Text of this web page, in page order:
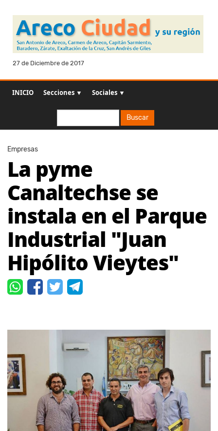
27 de Diciembre de 2017
INICIO Secciones ▼ Sociales ▼
Buscar
Empresas
La pyme
Canaltechse se
instala en el Parque
Industrial "Juan
Hipólito Vieytes"